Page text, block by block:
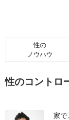
性の
ノウハウ
性のコントロ
家で